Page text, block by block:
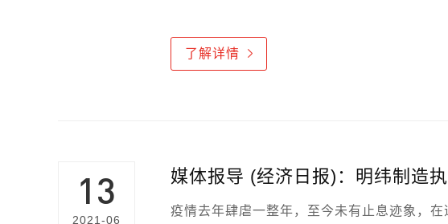
站上电源供应舞台的中心。
了解详情
13
2021-06
疫情去年肆虐一整年，至今未有止息迹象，